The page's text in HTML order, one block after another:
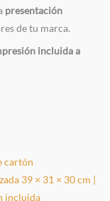
presentación
de tu marca.
incluida a